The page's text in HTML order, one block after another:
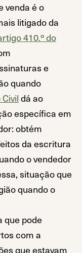
venda é o
litigado da
410.º do
e
quando
dá ao
específica em
obtém
da escritura
o vendedor
situação que
quando o
que pode
com a
que estavam